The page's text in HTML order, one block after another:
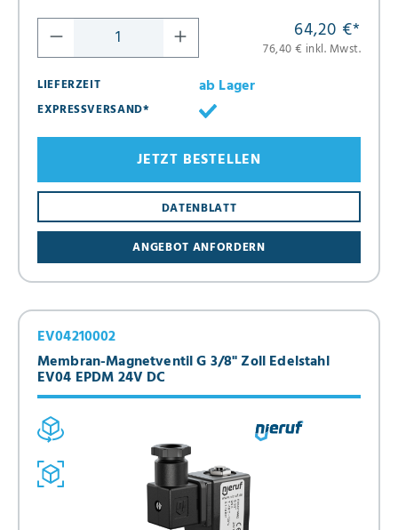
64,20 €*
76,40 € inkl. Mwst.
LIEFERZEIT
ab Lager
EXPRESSVERSAND*
ANGEBOT ANFORDERN
DATENBLATT
JETZT BESTELLEN
Membran-Magnetventil G 3/8" Zoll Edelstahl
EV04 EPDM 24V DC
EV04210002